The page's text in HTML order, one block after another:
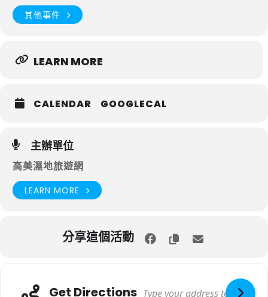
其他事件
LEARN MORE
CALENDAR GOOGLECAL
主辦單位
高美濕地旅遊網
LEARN MORE
分享這個活動
Get Directions